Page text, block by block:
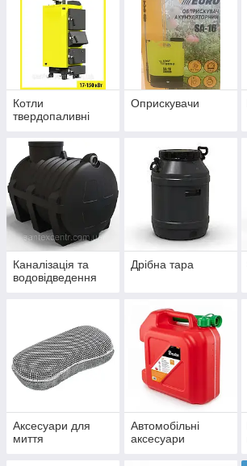
Котли
твердопаливні
Оприскувачи
Каналізація та
водовідведення
Дрібна тара
Аксесуари для
миття
Автомобільні
аксесуари